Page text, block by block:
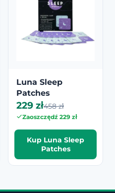
Luna Sleep
Patches
229 zł458 zł
Zaoszczędź 229 zł
Kup Luna Sleep
Patches